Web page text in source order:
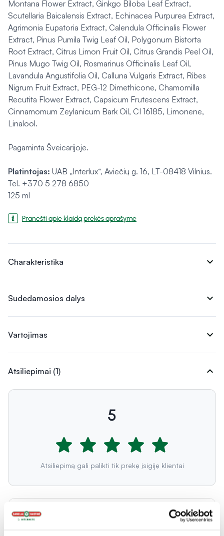
Montana Flower Extract, Ginkgo Biloba Leaf Extract,
Scutellaria Baicalensis Extract, Echinacea Purpurea Extract,
Agrimonia Eupatoria Extract, Calendula Officinalis Flower
Extract, Pinus Pumila Twig Leaf Oil, Polygonum Bistorta
Root Extract, Citrus Limon Fruit Oil, Citrus Grandis Peel Oil,
Pinus Mugo Twig Oil, Rosmarinus Officinalis Leaf Oil,
Lavandula Angustifolia Oil, Calluna Vulgaris Extract, Ribes
Nigrum Fruit Extract, PEG-12 Dimethicone, Chamomilla
Recutita Flower Extract, Capsicum Frutescens Extract,
Cinnamomum Zeylanicum Bark Oil, CI 16185, Limonene,
Linalool.
Pagaminta Šveicarijoje.
Platintojas: UAB „Interlux“, Aviečių g. 16, LT-08418 Vilnius.
Tel. +370 5 278 6850
125 ml
Pranešti apie klaidą prekės aprašyme
Charakteristika expand_more
Sudedamosios dalys expand_more
Vartojimas expand_more
Atsiliepimai (1) expand_more
5
Atsiliepimą gali palikti tik prekę įsigiję klientai